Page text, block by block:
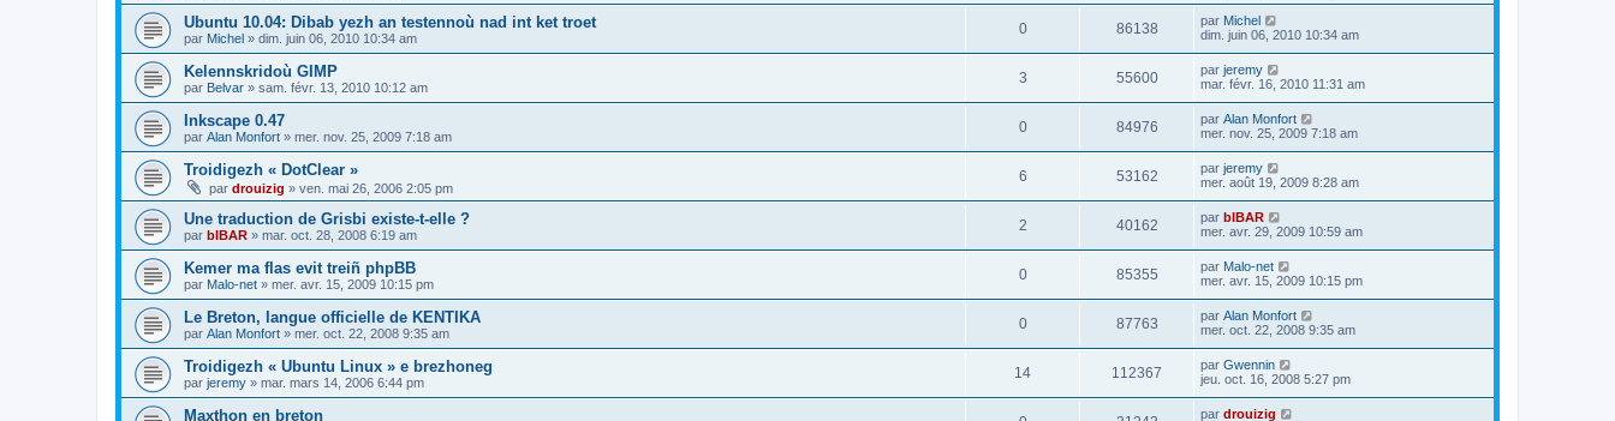
Ubuntu 10.04: Dibab yezh an testennoù nad int ket troet
par Michel » dim. juin 06, 2010 10:34 am
0 86138 par Michel
dim. juin 06, 2010 10:34 am
Kelennskridoù GIMP
par Belvar » sam. févr. 13, 2010 10:12 am
3 55600 par jeremy
mar. févr. 16, 2010 11:31 am
Inkscape 0.47
par Alan Monfort » mer. nov. 25, 2009 7:18 am
0 84976 par Alan Monfort
mer. nov. 25, 2009 7:18 am
Troidigezh « DotClear »
par drouizig » ven. mai 26, 2006 2:05 pm
6 53162 par jeremy
mer. août 19, 2009 8:28 am
Une traduction de Grisbi existe-t-elle ?
par bIBAR » mar. oct. 28, 2008 6:19 am
2 40162 par bIBAR
mer. avr. 29, 2009 10:59 am
Kemer ma flas evit treiñ phpBB
par Malo-net » mer. avr. 15, 2009 10:15 pm
0 85355 par Malo-net
mer. avr. 15, 2009 10:15 pm
Le Breton, langue officielle de KENTIKA
par Alan Monfort » mer. oct. 22, 2008 9:35 am
0 87763 par Alan Monfort
mer. oct. 22, 2008 9:35 am
Troidigezh « Ubuntu Linux » e brezhoneg
par jeremy » mar. mars 14, 2006 6:44 pm
14 112367 par Gwennin
jeu. oct. 16, 2008 5:27 pm
Maxthon en breton par drouizig